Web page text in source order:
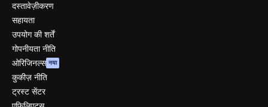
दस्तावेज़ीकरण
सहायता
उपयोग की शर्तें
गोपनीयता नीति
ओरिजिनल्स नया
कुकीज़ नीति
ट्रस्ट सेंटर